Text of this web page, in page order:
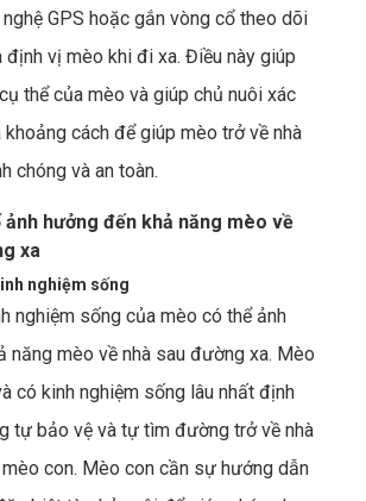
GPS hoặc gắn vòng cổ theo dõi
vị mèo khi đi xa. Điều này giúp
thể của mèo và giúp chủ nuôi xác
cách để giúp mèo trở về nhà
chóng và an toàn.
ảnh hưởng đến khả năng mèo về
xa
nghiệm sống
nghiệm sống của mèo có thể ảnh
năng mèo về nhà sau đường xa. Mèo
có kinh nghiệm sống lâu nhất định
tự bảo vệ và tự tìm đường trở về nhà
con. Mèo con cần sự hướng dẫn